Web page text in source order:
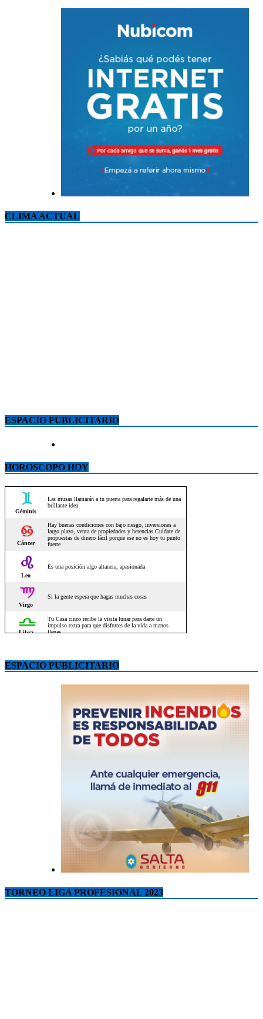
CLIMA ACTUAL
ESPACIO PUBLICITARIO
HOROSCOPO HOY
ESPACIO PUBLICITARIO
TORNEO LIGA PROFESIONAL 2023